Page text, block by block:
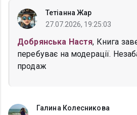
Тетіанна Жар
27.07.2026, 19:25:03
Добрянська Настя, Книга
перебуває на модерації.
продаж
Галина Колесникова